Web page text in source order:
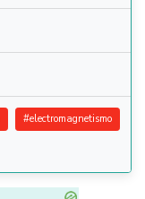
#electromagnetismo